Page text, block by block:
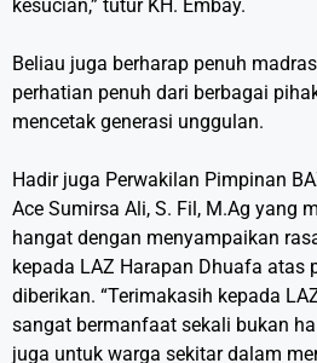
kesucian,” tutur KH. Embay.
Beliau juga berharap penuh
perhatian penuh dari berbagai
mencetak generasi unggulan.
Hadir juga Perwakilan Pimpinan
Ace Sumirsa Ali, S. Fil, M.Ag yang
hangat dengan menyampaikan
kepada LAZ Harapan Dhuafa atas
diberikan. “Terimakasih kepada
sangat bermanfaat sekali bukan
juga untuk warga sekitar dalam